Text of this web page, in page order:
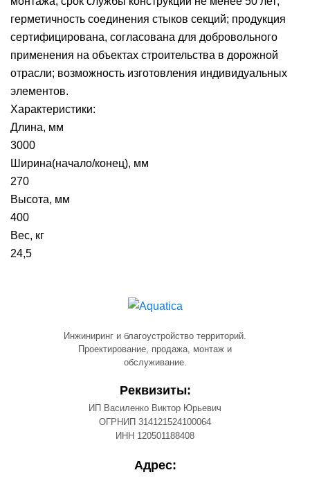
герметичность соединения стыков секций; продукция
сертифицирована, согласована для добровольного
применения на объектах строительства в дорожной
отрасли; возможность изготовления индивидуальных
элементов.
Характеристики:
Длина, мм
3000
Ширина(начало/конец), мм
270
Высота, мм
400
Вес, кг
24,5
Инжиниринг и благоустройство территорий.
Проектирование, продажа, монтаж и
обслуживание.
Реквизиты:
ИП Василенко Виктор Юрьевич
ОГРНИП 314121524100064
ИНН 120501188408
Адрес: